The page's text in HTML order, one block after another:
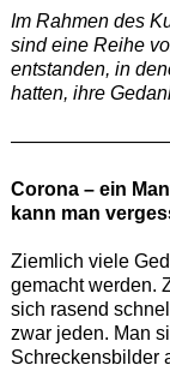
Im Rahmen des
sind eine Reihe
entstanden, in
hatten, ihre
Corona – ein
kann man
Ziemlich viele
gemacht werden.
sich rasend
zwar jeden. Man
Schreckensbilder